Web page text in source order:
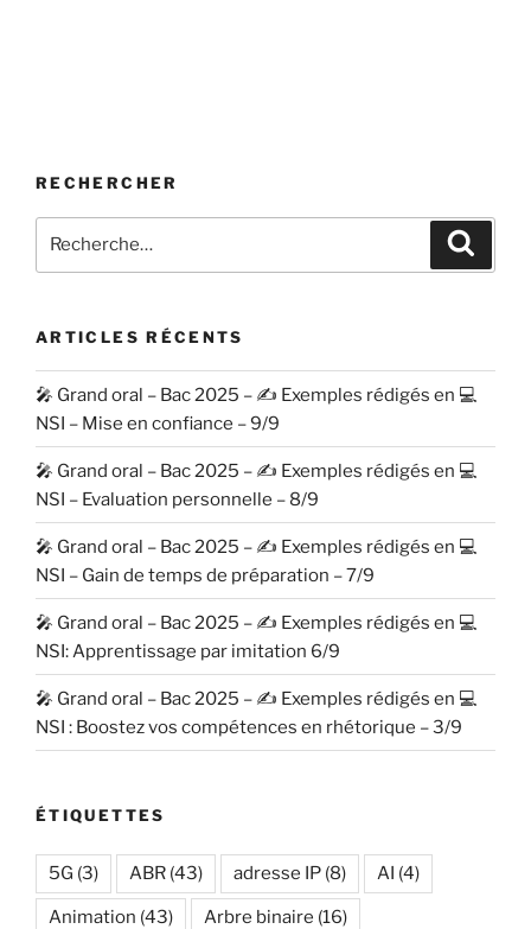
RECHERCHER
pour
ARTICLES RÉCENTS
🎤 Grand oral – Bac 2025 – ✍️ Exemples rédigés en 💻
NSI – Mise en confiance – 9/9
🎤 Grand oral – Bac 2025 – ✍️ Exemples rédigés en 💻
NSI – Evaluation personnelle – 8/9
🎤 Grand oral – Bac 2025 – ✍️ Exemples rédigés en 💻
NSI – Gain de temps de préparation – 7/9
🎤 Grand oral – Bac 2025 – ✍️ Exemples rédigés en 💻
NSI: Apprentissage par imitation 6/9
🎤 Grand oral – Bac 2025 – ✍️ Exemples rédigés en 💻
NSI : Boostez vos compétences en rhétorique – 3/9
ÉTIQUETTES
5G (3) ABR (43) adresse IP (8) AI (4)
Animation (43) Arbre binaire (16)